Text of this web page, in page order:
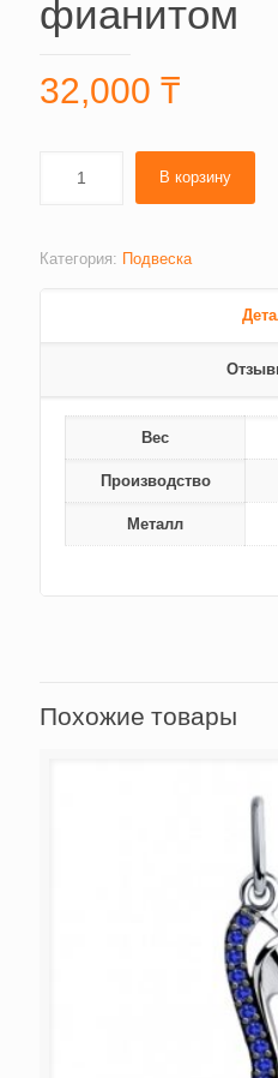
фианитом
32,000 ₸
В корзину
Категория: Подвеска
Вес
Производство
Металл
Похожие товары